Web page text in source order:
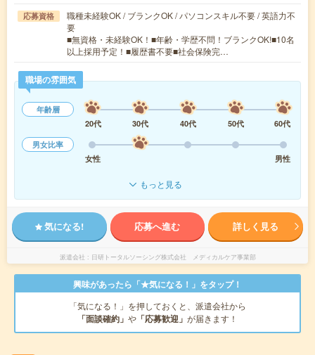
応募資格
職種未経験OK / ブランクOK / パソコンスキル不要 / 英語力不
要
■無資格・未経験OK！■年齢・学歴不問！ブランクOK!■10名
以上採用予定！■履歴書不要■社会保険完…
職場の雰囲気
年齢層
20代
30代 40代 50代
60代
男女比率
女性
男性
もっと見る
気になる! 応募へ進む 詳しく見る
派遣会社 日研トータルソーシング株式会社 メディカルケア事業部
興味があったら「★気になる！」をタップ！
「気になる！」を押しておくと、派遣会社から
「面談確約」 や 「応募歓迎」 が届きます！